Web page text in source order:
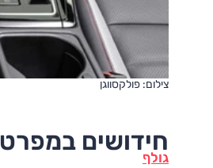
צילום: פולקסווגן
חידושים במפרט
גולף